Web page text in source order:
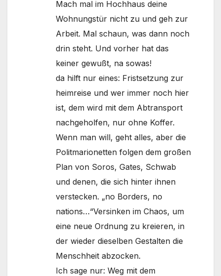
Mach mal im Hochhaus deine
Wohnungstür nicht zu und geh zur
Arbeit. Mal schaun, was dann noch
drin steht. Und vorher hat das
keiner gewußt, na sowas!
da hilft nur eines: Fristsetzung zur
heimreise und wer immer noch hier
ist, dem wird mit dem Abtransport
nachgeholfen, nur ohne Koffer.
Wenn man will, geht alles, aber die
Politmarionetten folgen dem großen
Plan von Soros, Gates, Schwab
und denen, die sich hinter ihnen
verstecken. „no Borders, no
nations…“Versinken im Chaos, um
eine neue Ordnung zu kreieren, in
der wieder dieselben Gestalten die
Menschheit abzocken.
Ich sage nur: Weg mit dem